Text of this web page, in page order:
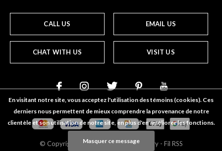
CALL US EMAIL US
CHAT WITH US VISIT US
© Copyright 2026- Water StreetGallery- Fil RSS
En visitant notre site, vous acceptez l'utilisation des témoins (cookies). Ces
derniers nous permettent de mieux comprendre la provenance de notre
clientèle et son utilisation de notre site, en plus d'en améliorer les fonctions.
Masquer ce message